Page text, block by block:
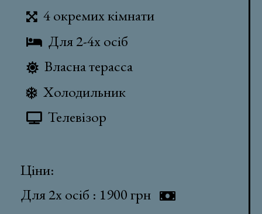
4 окремих кімнати
Для 2-4х осіб
Власна терасса
Холодильник
Телевізор
Ціни:
Для 2х осіб : 1900 грн